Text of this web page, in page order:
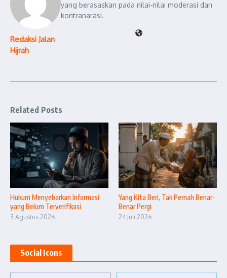
Redaksi Jalan
Hijrah
yang berasaskan pada nilai-nilai moderasi dan
kontranarasi.
Related Posts
Hukum Menyebarkan Informasi
yang Belum Terverifikasi
3 Agustus 2026
Yang Kita Beri, Tak Pernah Benar-
Benar Pergi
24 Juli 2026
Social Icons